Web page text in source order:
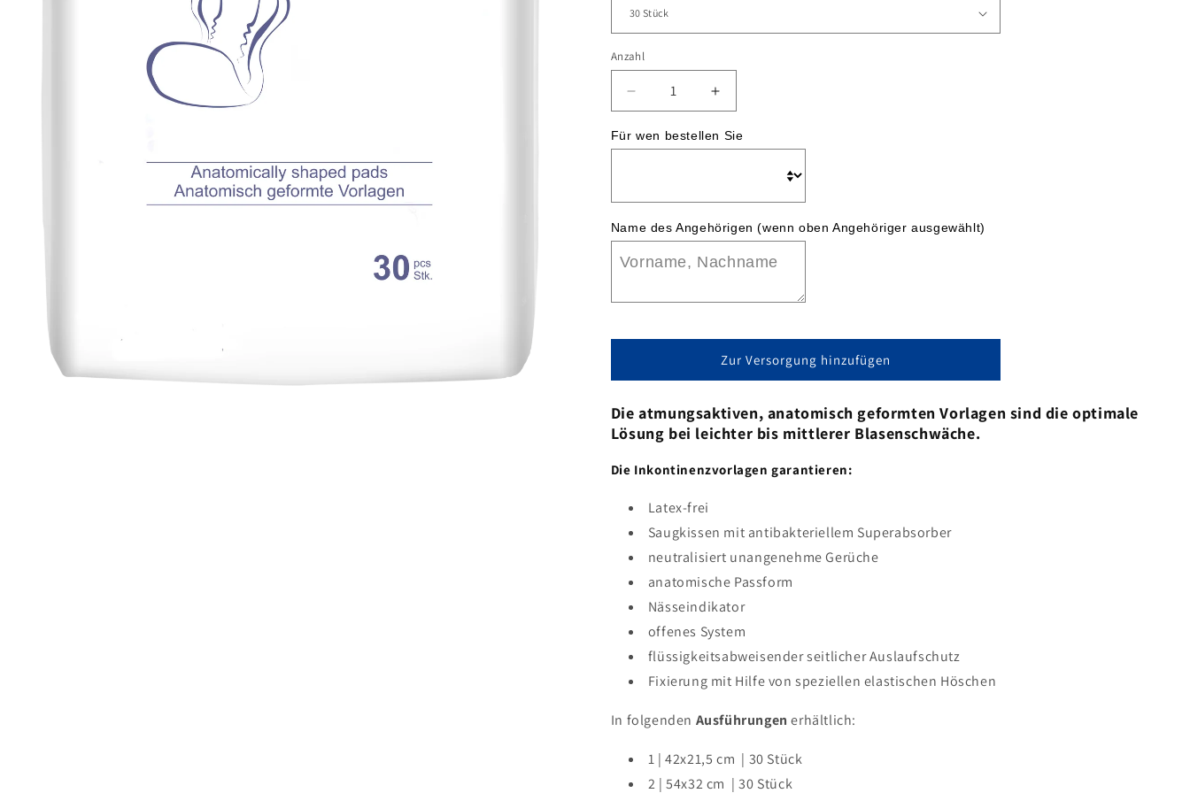
Anzahl
Verringere
die
Menge
für
Erhöhe
die
Menge
für
Für wen bestellen Sie
Name des Angehörigen (wenn oben Angehöriger ausgewählt)
Zur Versorgung hinzufügen
Die atmungsaktiven, anatomisch geformten Vorlagen sind die optimale
Lösung bei leichter bis mittlerer Blasenschwäche.
Die Inkontinenzvorlagen garantieren:
Latex-frei
Saugkissen mit antibakteriellem Superabsorber
neutralisiert unangenehme Gerüche
anatomische Passform
Nässeindikator
offenes System
flüssigkeitsabweisender seitlicher Auslaufschutz
Fixierung mit Hilfe von speziellen elastischen Höschen
In folgenden Ausführungen erhältlich:
1 | 42x21,5 cm | 30 Stück
2 | 54x32 cm | 30 Stück